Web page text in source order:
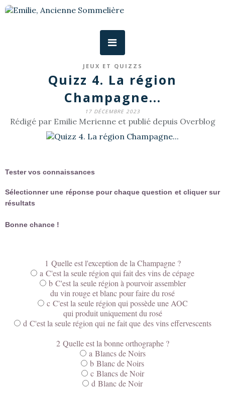
JEUX ET QUIZZS
Quizz 4. La région
Champagne...
17 DÉCEMBRE 2023
Rédigé par Emilie Merienne et publié depuis Overblog
Tester vos connaissances
Sélectionner une réponse pour chaque question et cliquer sur
résultats
Bonne chance !
1 Quelle est l'exception de la Champagne ?
a C'est la seule région qui fait des vins de cépage
b C'est la seule région à pourvoir assembler
du vin rouge et blanc pour faire du rosé
c C'est la seule région qui possède une AOC
qui produit uniquement du rosé
d C'est la seule région qui ne fait que des vins effervescents
2 Quelle est la bonne orthographe ?
a Blancs de Noirs
b Blanc de Noirs
c Blancs de Noir
d Blanc de Noir